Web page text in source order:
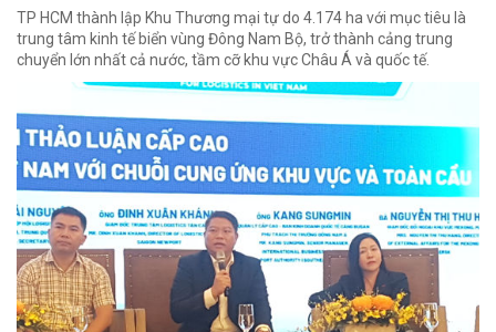
TP HCM thành lập Khu Thương mại tự do 4.174 ha với mục tiêu là
trung tâm kinh tế biển vùng Đông Nam Bộ, trở thành cảng trung
chuyển lớn nhất cả nước, tầm cỡ khu vực Châu Á và quốc tế.